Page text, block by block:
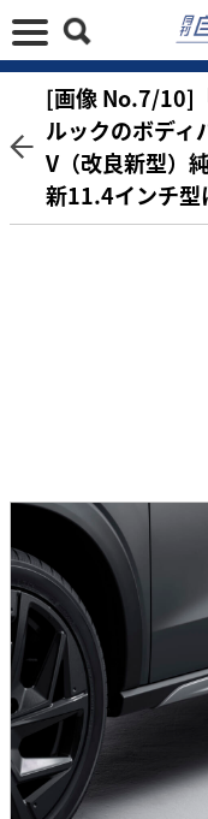
[画像 No.7/10]
ルックのボディ
V（改良新型）
新11.4インチ型